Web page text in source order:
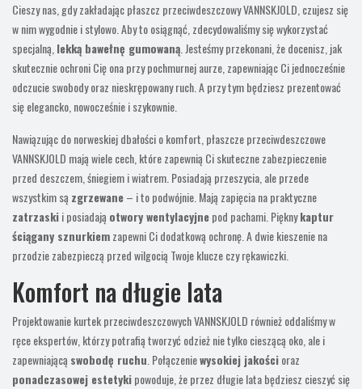
Cieszy nas, gdy zakładając płaszcz przeciwdeszczowy VANNSKJOLD, czujesz się
w nim wygodnie i stylowo. Aby to osiągnąć, zdecydowaliśmy się wykorzystać
specjalną, lekką bawełnę gumowaną . Jesteśmy przekonani, że docenisz, jak
skutecznie ochroni Cię ona przy pochmurnej aurze, zapewniając Ci jednocześnie
odczucie swobody oraz nieskrępowany ruch. A przy tym będziesz prezentować
się elegancko, nowocześnie i szykownie.
Nawiązując do norweskiej dbałości o komfort, płaszcze przeciwdeszczowe
VANNSKJOLD mają wiele cech, które zapewnią Ci skuteczne zabezpieczenie
przed deszczem, śniegiem i wiatrem. Posiadają przeszycia, ale przede
wszystkim są zgrzewane– i to podwójnie. Mają zapięcia na praktyczne
zatrzaskii posiadają otwory wentylacyjnepod pachami. Pięknykaptur
ściągany sznurkiemzapewni Ci dodatkową ochronę. A dwie kieszenie na
przodzie zabezpieczą przed wilgocią Twoje klucze czy rękawiczki.
Komfort na długie lata
Projektowanie kurtek przeciwdeszczowych VANNSKJOLD również oddaliśmy w
ręce ekspertów, którzy potrafią tworzyć odzież nie tylko cieszącą oko, ale i
zapewniającą swobodę ruchu . Połączeniewysokiej jakościoraz
ponadczasowej estetykipowoduje, że przez długie lata będziesz cieszyć się